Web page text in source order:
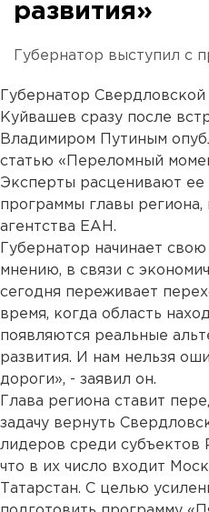
развития»
Губернатор выступил с
Губернатор
Куйвашев сразу после
Владимиром Путиным
статью «Переломный
Эксперты расценивают
программы главы
агентства ЕАН.
Губернатор начинает
мнению, в связи с
сегодня переживает
время, когда область
появляются реальные
развития. И нам нельзя
дороги», - заявил он.
Глава региона ставит
задачу вернуть
лидеров среди субъектов
что в их число входит
Татарстан. С целью